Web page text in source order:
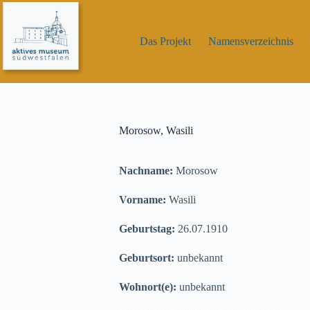
Zum
springen
Das Projekt
Namensverzeichnis
Morosow, Wasili
Nachname: Morosow
Vorname: Wasili
Geburtstag: 26.07.1910
Geburtsort: unbekannt
Wohnort(e): unbekannt